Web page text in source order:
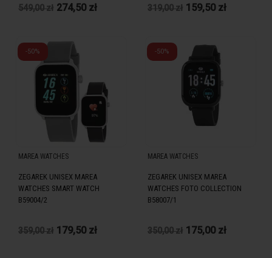
549,00 zł 274,50 zł 319,00 zł 159,50 zł
-50%
MAREA WATCHES
ZEGAREK UNISEX MAREA
WATCHES SMART WATCH
B59004/2
359,00 zł 179,50 zł
-50%
MAREA WATCHES
ZEGAREK UNISEX MAREA
WATCHES FOTO COLLECTION
B58007/1
350,00 zł 175,00 zł